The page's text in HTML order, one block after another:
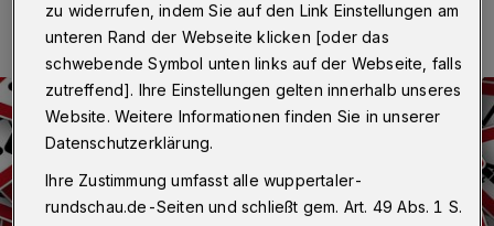
zu widerrufen, indem Sie auf den Link Einstellungen am
unteren Rand der Webseite klicken [oder das
schwebende Symbol unten links auf der Webseite, falls
zutreffend]. Ihre Einstellungen gelten innerhalb unseres
Website. Weitere Informationen finden Sie in unserer
Datenschutzerklärung.
Ihre Zustimmung umfasst alle wuppertaler-
rundschau.de-Seiten und schließt gem. Art. 49 Abs. 1 S.